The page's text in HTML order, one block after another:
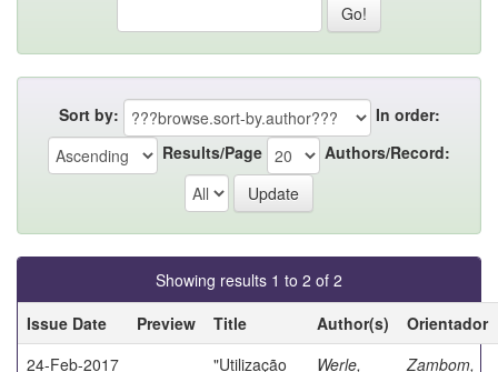
Sort by:
In order:
Results/Page
Authors/Record:
Showing results 1 to 2 of 2
Issue Date
Preview Title Author(s)
Orientador
24-Feb-2017
"Utilização
Werle,
Zambom,